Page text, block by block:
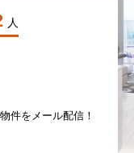
人
件を メール配信！